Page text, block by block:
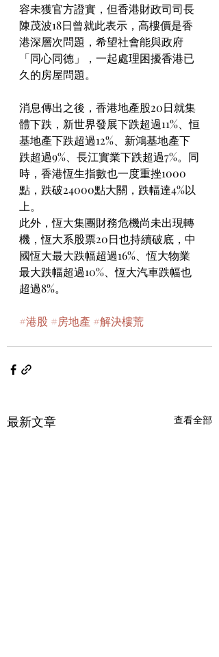
容未獲官方證實，但香港財政司司長
陳茂波18日曾就此表示，高樓價是香
港深層次問題，希望社會能與政府
「同心同德」，一起處理困擾香港已
久的房屋問題。
消息傳出之後，香港地產股20日就集
體下跌，新世界發展下跌超過11%、恒
基地產下跌超過12%、新鴻基地產下
跌超過9%、長江實業下跌超過7%。同
時，香港恆生指數也一度重挫1000
點，跌破24000點大關，跌幅達4%以
上。
此外，恆大集團財務危機尚未出現轉
機，恆大系股票20日也持續破底，中
國恆大最大跌幅超過16%、恆大物業
最大跌幅超過10%、恆大汽車跌幅也
超過8%。
#港股 #房地產 #解決樓荒
最新文章 查看全部